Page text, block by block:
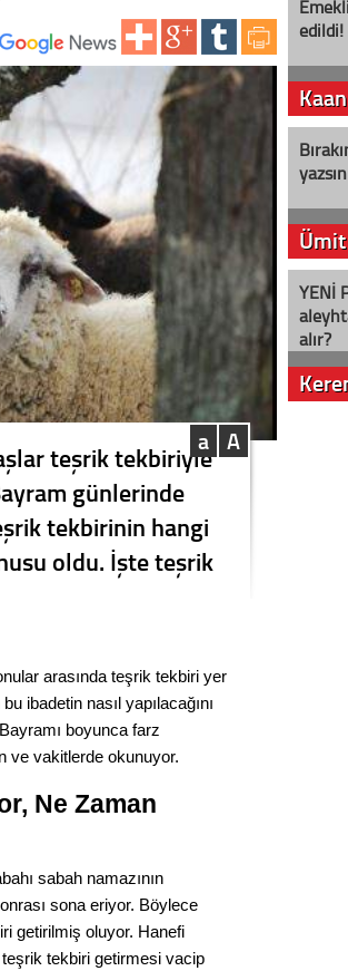
A
a
teşrik tekbiriyle
günlerinde
tekbirinin hangi
oldu. İşte teşrik
arasında teşrik tekbiri yer
ibadetin nasıl yapılacağını
boyunca farz
ve vakitlerde okunuyor.
Ne Zaman
sabah namazının
sona eriyor. Böylece
getirilmiş oluyor. Hanefi
tekbiri getirmesi vacip
edildi!
yazsın
YENİ
alır?